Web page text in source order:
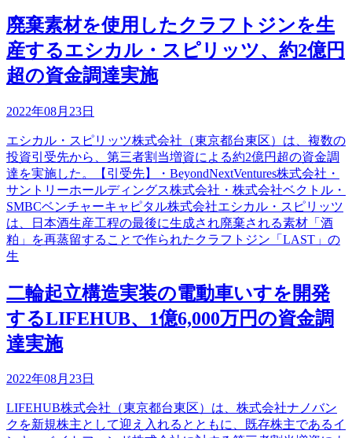
廃棄素材を使用したクラフトジンを生
産するエシカル・スピリッツ、約2億円
超の資金調達実施
2022年08月23日
エシカル・スピリッツ株式会社（東京都台東区）は、複数の
投資引受先から、第三者割当増資による約2億円超の資金調
達を実施した。【引受先】・BeyondNextVentures株式会社・
サントリーホールディングス株式会社・株式会社ベクトル・
SMBCベンチャーキャピタル株式会社エシカル・スピリッツ
は、日本酒生産工程の最後に生成され廃棄される素材「酒
粕」を再蒸留することで作られたクラフトジン「LAST」の
生
二輪起立構造実装の電動車いすを開発
するLIFEHUB、1億6,000万円の資金調
達実施
2022年08月23日
LIFEHUB株式会社（東京都台東区）は、株式会社ナノバン
クを新規株主として迎え入れるとともに、既存株主であるイ